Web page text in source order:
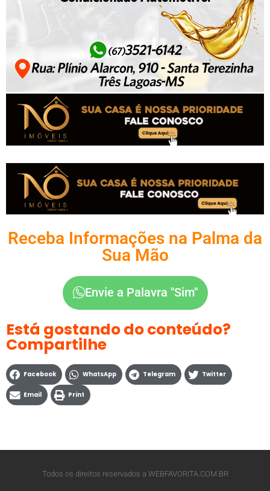
Receba Informações na Palma da
Sua Mão
Envie a Palavra "Sim"
Está gostando do conteúdo?
Compartilhe
Facebook WhatsApp Telegram Twitter
Email Print
Todos os direitos reservados a WEBFAVORITA.COM.BR